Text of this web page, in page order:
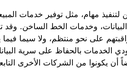
مهام، مثل توفير خدمات
وخدمات الخط الساخن. وقد
على نحو منتظم، ولا سيما فيما
الخدمات بالحفاظ على سرية
أن يكونوا من الشركات الأخرى